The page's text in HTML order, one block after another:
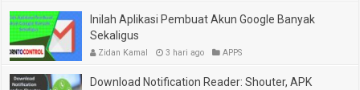
Inilah Aplikasi Pembuat Akun Google Banyak
Sekaligus
Zidan Kamal 3 hari ago APPS
Download Notification Reader: Shouter, APK